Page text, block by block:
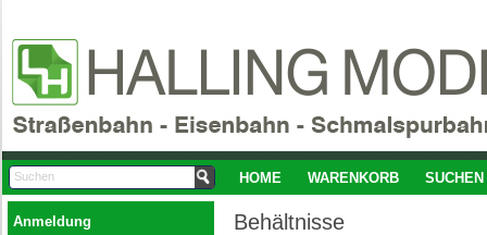
HOME WARENKORB SUCHEN
Anmeldung Behältnisse